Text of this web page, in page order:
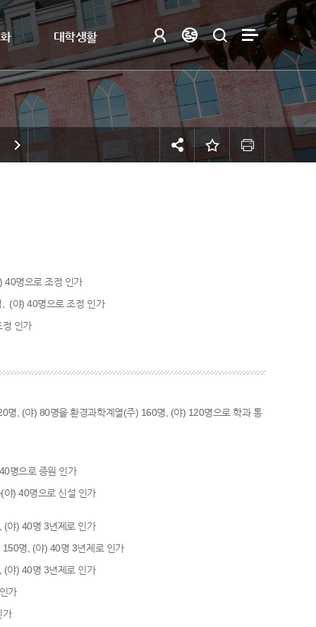
대학생활
40명으로 조정 인가
(야) 40명으로 조정 인가
인가
명, (야) 80명을 환경과학계열(주) 160명, (야) 120명으로 학과 통
명으로 증원 인가
야) 40명으로 신설 인가
(야) 40명 3년제로 인가
명, (야) 40명 3년제로 인가
(야) 40명 3년제로 인가
가
가